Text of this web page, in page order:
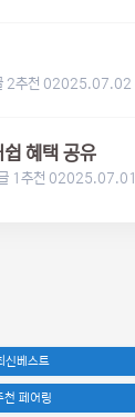
2추천 02025.07.02
혜택 공유
1 추천 02025.07.01
신베스트
천 페어링